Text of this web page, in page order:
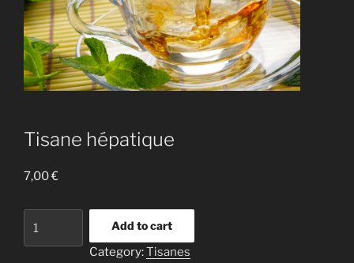
Tisane hépatique
7,00€
Add to cart
Category:Tisanes